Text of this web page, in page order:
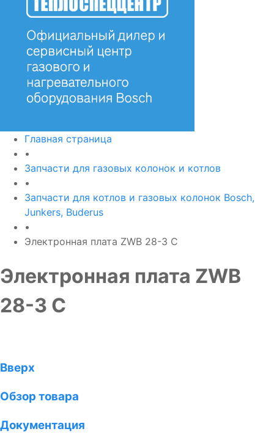
Главная страница
•
Запчасти для газовых колонок и котлов
•
Запчасти для котлов и газовых колонок Bosch,
Junkers, Buderus
•
Электронная плата ZWB 28-3 C
Электронная плата ZWB
28-3 C
Вверх
Обзор товара
Документация